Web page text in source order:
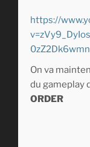
https://
On va
du gameplay
ORDER